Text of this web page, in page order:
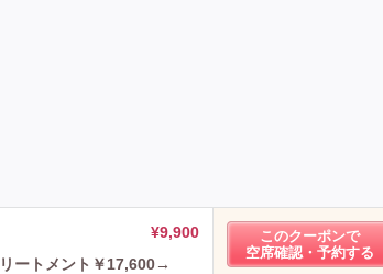
¥9,900
ートメント￥17,600→
このクーポンで
空席確認・予約する